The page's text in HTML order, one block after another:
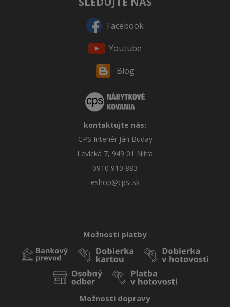
Facebook
Youtube
Blog
kontaktujte nás:
CPS Interiér Ján Buday
Levická 7, 949 01 Nitra
0910 910 883
eshop@cpsi.sk
Možnosti platby
Možnosti dopravy